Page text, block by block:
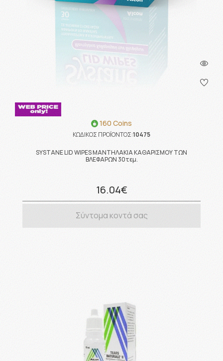
160 Coins
ΚΩΔΙΚΟΣ ΠΡΟΪΟΝΤΟΣ:10475
SYSTANE LID WIPES ΜΑΝΤΗΛΑΚΙΑ ΚΑΘΑΡΙΣΜΟΥ ΤΩΝ
ΒΛΕΦΑΡΩΝ 30τεμ.
16.04€
Σύντομα κοντά σας